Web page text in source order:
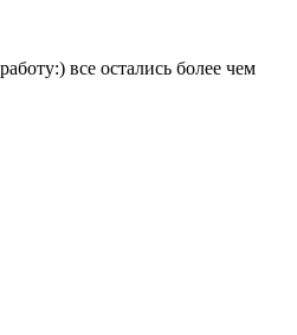
все остались более чем